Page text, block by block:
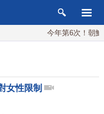
今年第6次！朝鮮
女性限制